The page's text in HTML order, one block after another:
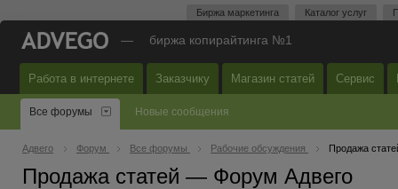
Биржа маркетинга Каталог услуг
— биржа копирайтинга №1
Работа в интернете Заказчику Магазин статей Сервис
Все форумы Новые сообщения
Адвего Форум Все форумы Рабочие обсуждения Продажа
Продажа статей — Форум Адвего